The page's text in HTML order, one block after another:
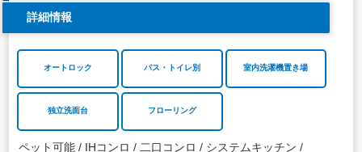
詳細情報
オートロック バス・トイレ別 室内洗濯機置き場
独立洗面台 フローリング
ペット可能 IHコンロ 二口コンロ
システムキッチン